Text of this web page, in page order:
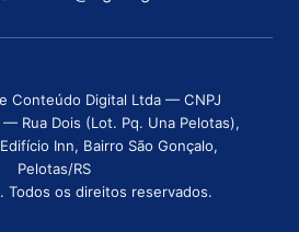
Conteúdo Digital Ltda — CNPJ
— Rua Dois (Lot. Pq. Una Pelotas),
Inn, Bairro São Gonçalo,
Pelotas/RS
Todos os direitos reservados.